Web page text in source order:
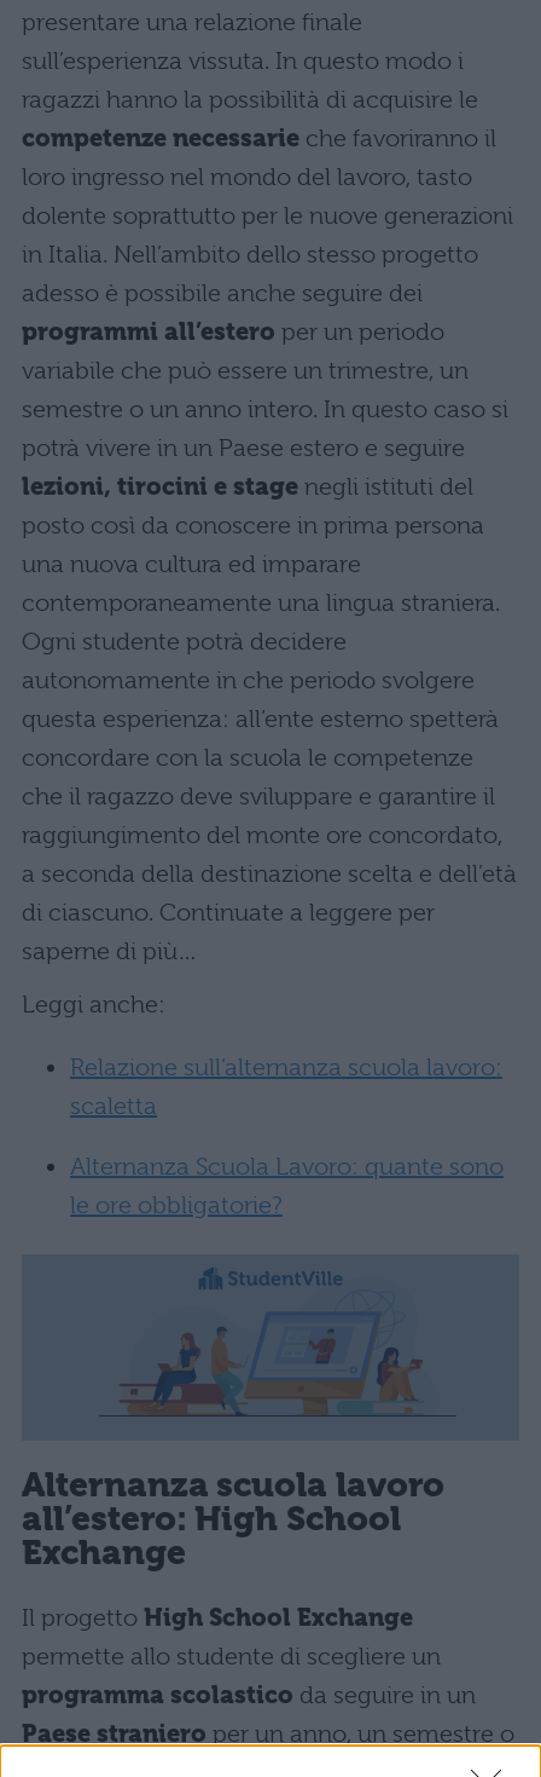
presentare una relazione finale
sull’esperienza vissuta. In questo modo i
ragazzi hanno la possibilità di acquisire le
competenze necessarie che favoriranno il
loro ingresso nel mondo del lavoro, tasto
dolente soprattutto per le nuove generazioni
in Italia. Nell’ambito dello stesso progetto
adesso è possibile anche seguire dei
programmi all’estero per un periodo
variabile che può essere un trimestre, un
semestre o un anno intero. In questo caso si
potrà vivere in un Paese estero e seguire
lezioni, tirocini e stage negli istituti del
posto così da conoscere in prima persona
una nuova cultura ed imparare
contemporaneamente una lingua straniera.
Ogni studente potrà decidere
autonomamente in che periodo svolgere
questa esperienza: all’ente esterno spetterà
concordare con la scuola le competenze
che il ragazzo deve sviluppare e garantire il
raggiungimento del monte ore concordato,
a seconda della destinazione scelta e dell’età
di ciascuno. Continuate a leggere per
saperne di più…
Leggi anche:
Relazione sull’alternanza scuola lavoro:
scaletta
Alternanza Scuola Lavoro: quante sono
le ore obbligatorie?
Alternanza scuola lavoro
all’estero: High School
Exchange
Il progetto High School Exchange
permette allo studente di scegliere un
programma scolastico da seguire in un
Paese straniero per un anno, un semestre o